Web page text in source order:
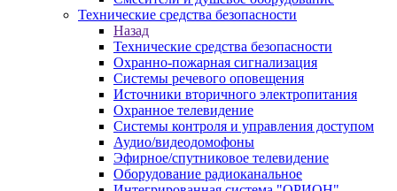
Технические средства безопасности
Назад
Технические средства безопасности
Охранно-пожарная сигнализация
Системы речевого оповещения
Источники вторичного электропитания
Охранное телевидение
Системы контроля и управления доступом
Аудио/видеодомофоны
Эфирное/спутниковое телевидение
Оборудование радиоканальное